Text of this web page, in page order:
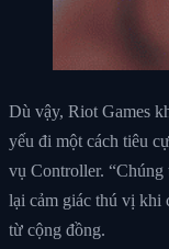
Dù vậy, Riot Games
yếu đi một cách tiêu
vụ Controller. “Chúng
lại cảm giác thú vị khi
từ cộng đồng.